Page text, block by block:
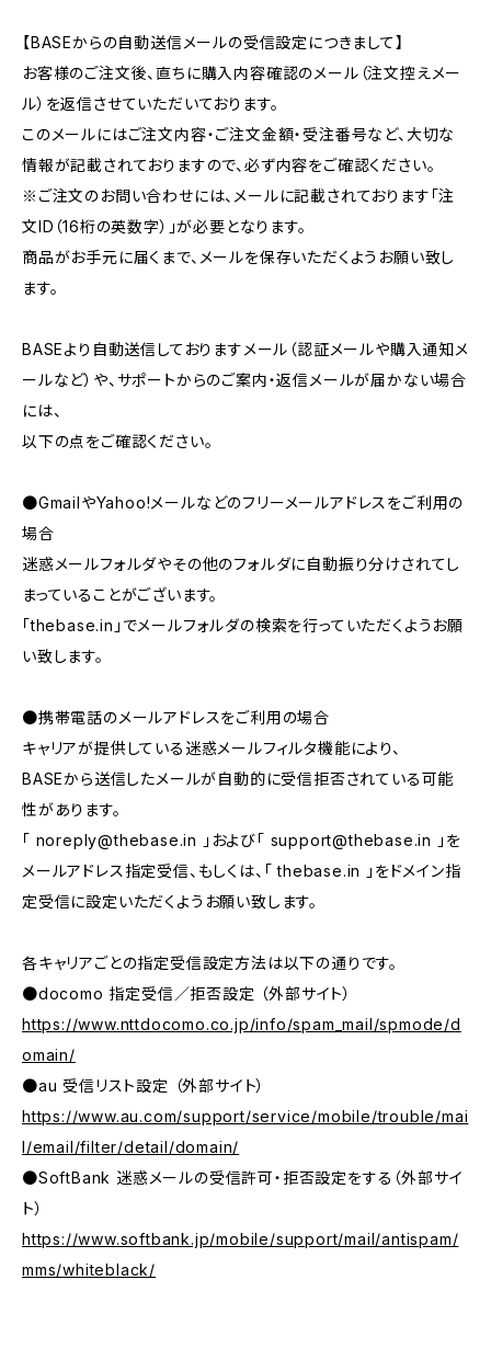
【BASEからの自動送信メールの受信設定につきまして】
お客様のご注文後、直ちに購入内容確認のメール（注文控えメー
ル）を返信させていただいております。
このメールにはご注文内容・ご注文金額・受注番号など、大切な
情報が記載されておりますので、必ず内容をご確認ください。
※ご注文のお問い合わせには、メールに記載されております「注
文ID（16桁の英数字）」が必要となります。
商品がお手元に届くまで、メールを保存いただくようお願い致し
ます。
BASEより自動送信しておりますメール（認証メールや購入通知メ
ールなど）や、サポートからのご案内・返信メールが届かない場合
には、
以下の点をご確認ください。
●GmailやYahoo!メールなどのフリーメールアドレスをご利用の
場合
迷惑メールフォルダやその他のフォルダに自動振り分けされてし
まっていることがございます。
「thebase.in」でメールフォルダの検索を行っていただくようお願
い致します。
●携帯電話のメールアドレスをご利用の場合
キャリアが提供している迷惑メールフィルタ機能により、
BASEから送信したメールが自動的に受信拒否されている可能
性があります。
「 noreply@thebase.in 」および「 support@thebase.in
」を
メールアドレス指定受信、もしくは、「 thebase.in 」をドメイン指
定受信に設定いただくようお願い致します。
各キャリアごとの指定受信設定方法は以下の通りです。
●docomo 指定受信／拒否設定 （外部サイト）
https://www.nttdocomo.co.jp/info/spam_mail/spmode/d
omain/
●au 受信リスト設定 （外部サイト）
https://www.au.com/support/service/mobile/trouble/mai
l/email/filter/detail/domain/
●SoftBank 迷惑メールの受信許可・拒否設定をする（外部サイ
ト）
https://www.softbank.jp/mobile/support/mail/antispam/
mms/whiteblack/